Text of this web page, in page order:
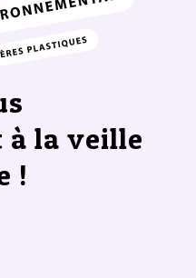
la veille
!